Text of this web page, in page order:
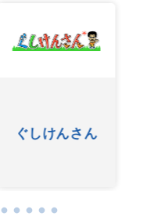
りんのい～あ